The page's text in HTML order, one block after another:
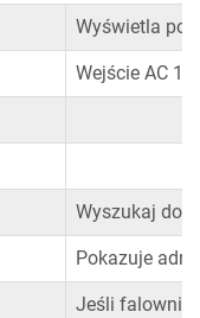
Wyświetla
Wejście AC 1,
Wyszukaj
Pokazuje
Jeśli falownik